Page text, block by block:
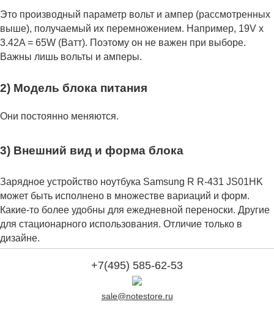
Это производный параметр вольт и ампер (рассмотренных
выше), получаемый их перемножением. Например, 19V x
3.42A = 65W (Ватт). Поэтому он не важен при выборе.
Важны лишь вольты и амперы.
2) Модель блока питания
Они постоянно меняются.
3) Внешний вид и форма блока
Зарядное устройство ноутбука Samsung R R-431 JS01HK
может быть исполнено в множестве вариаций и форм.
Какие-то более удобны для ежедневной переноски. Другие
для стационарного использования. Отличие только в
дизайне.
+7(495) 585-62-53
sale@notestore.ru